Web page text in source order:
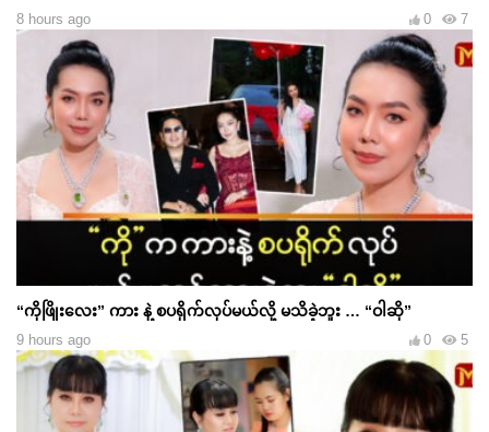
8 hours ago 7
0
“ကိုဖြိုးလေး” ကား နဲ့ စပရိုက်လုပ်မယ်လို့ မသိခဲ့ဘူး … “ဝါဆို”
9 hours ago 5
0